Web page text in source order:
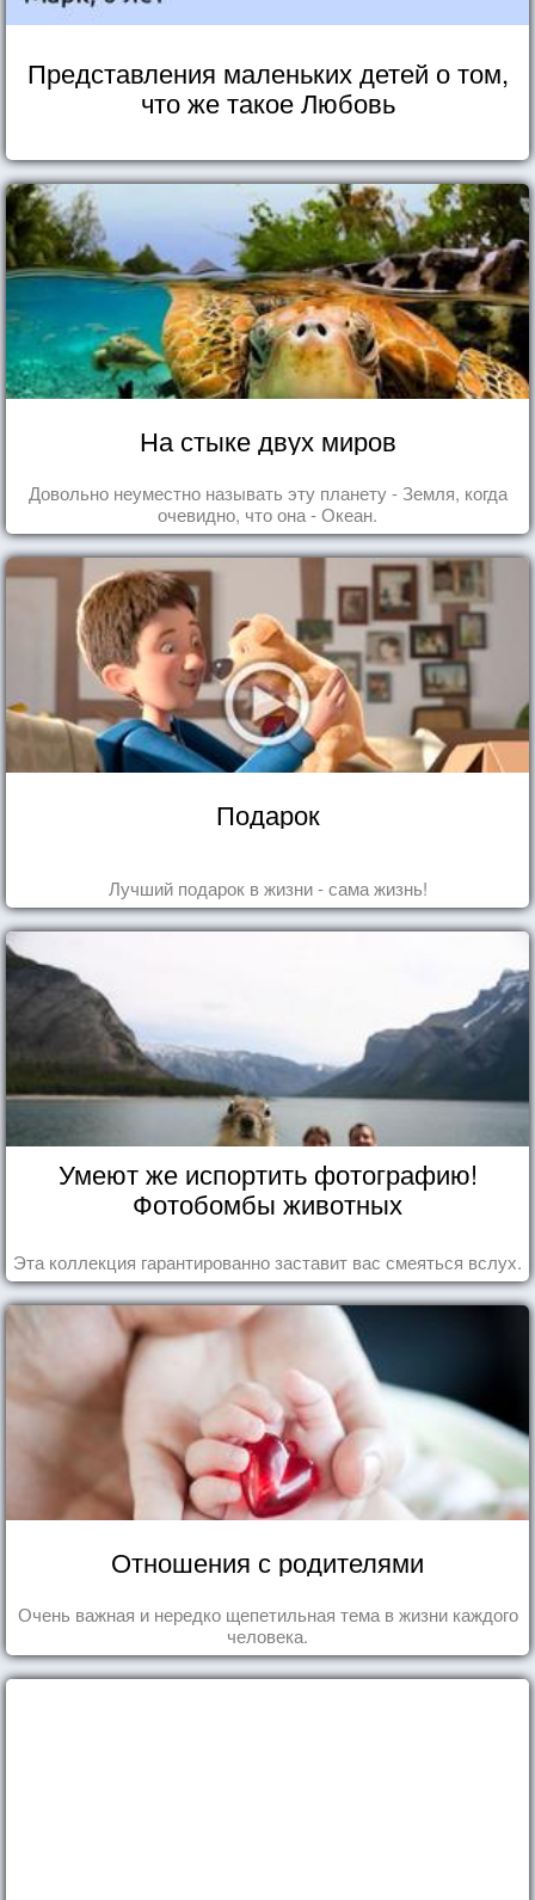
Представления маленьких детей о том,
что же такое Любовь
На стыке двух миров
Довольно неуместно называть эту планету - Земля, когда
очевидно, что она - Океан.
Подарок
Лучший подарок в жизни - сама жизнь!
Умеют же испортить фотографию!
Фотобомбы животных
Эта коллекция гарантированно заставит вас смеяться вслух.
Отношения с родителями
Очень важная и нередко щепетильная тема в жизни каждого
человека.